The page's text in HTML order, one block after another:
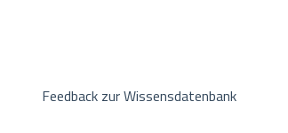
Feedback zur Wissensdatenbank